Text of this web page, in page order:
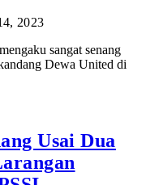
2023
sangat senang
Dewa United di
Usai Dua